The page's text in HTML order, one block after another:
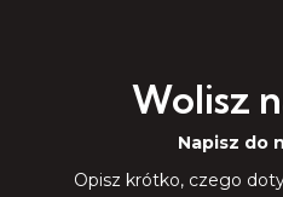
Wolisz
Napisz do
Opisz krótko, czego